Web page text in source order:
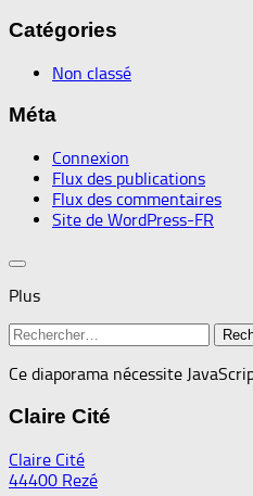
Catégories
Non classé
Méta
Connexion
Flux des publications
Flux des commentaires
Site de WordPress-FR
Plus
Rechercher :
Ce diaporama nécessite
Claire Cité
Claire Cité
44400 Rezé